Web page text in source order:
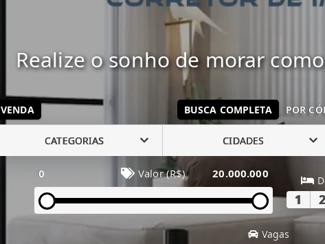
Realize o sonho de morar
VENDA BUSCA COMPLETA POR
CATEGORIAS CIDADES
0 Valor (R$) 20.000.000
1 2
Vagas